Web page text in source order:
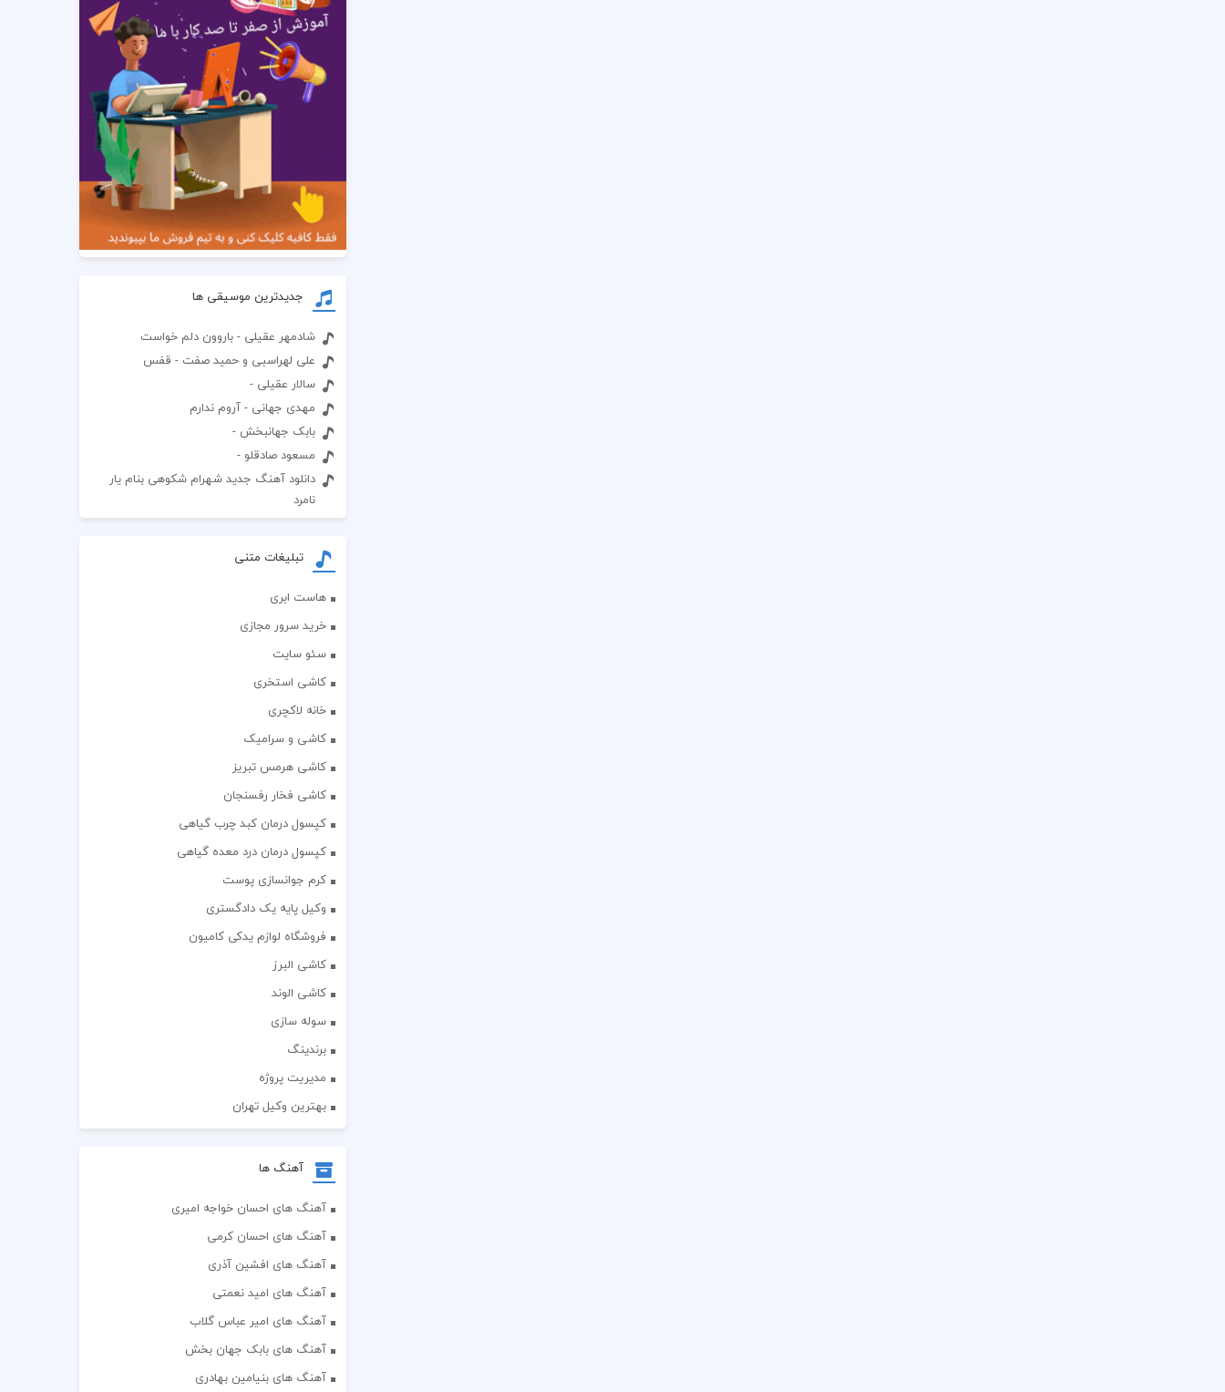
جدیدترین موسیقی ها
شادمهر عقیلی - باروون دلم خواست
علی لهراسبی و حمید صفت - قفس
سالار عقیلی -
مهدی جهانی - آروم ندارم
بابک جهانبخش -
مسعود صادقلو -
دانلود آهنگ جدید شهرام شکوهی بنام یار
نامرد
تبلیغات متنی
هاست ابری
خرید سرور مجازی
سئو سایت
کاشی استخری
خانه لاکچری
کاشی و سرامیک
کاشی هرمس تبریز
کاشی فخار رفسنجان
کپسول درمان کبد چرب گیاهی
کپسول درمان درد معده گیاهی
کرم جوانسازی پوست
وکیل پایه یک دادگستری
فروشگاه لوازم یدکی کامیون
کاشی البرز
کاشی الوند
سوله سازی
برندینگ
مدیریت پروژه
بهترین وکیل تهران
آهنگ ها
آهنگ های احسان خواجه امیری
آهنگ های احسان کرمی
آهنگ های افشین آذری
آهنگ های امید نعمتی
آهنگ های امیر عباس گلاب
آهنگ های بابک جهان بخش
آهنگ های بنیامین بهادری